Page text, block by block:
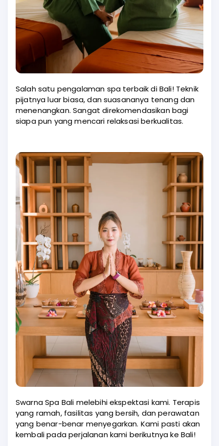
Salah satu pengalaman spa terbaik di Bali! Teknik
pijatnya luar biasa, dan suasananya tenang dan
menenangkan. Sangat direkomendasikan bagi
siapa pun yang mencari relaksasi berkualitas.
Swarna Spa Bali melebihi ekspektasi kami. Terapis
yang ramah, fasilitas yang bersih, dan perawatan
yang benar-benar menyegarkan. Kami pasti akan
kembali pada perjalanan kami berikutnya ke Bali!